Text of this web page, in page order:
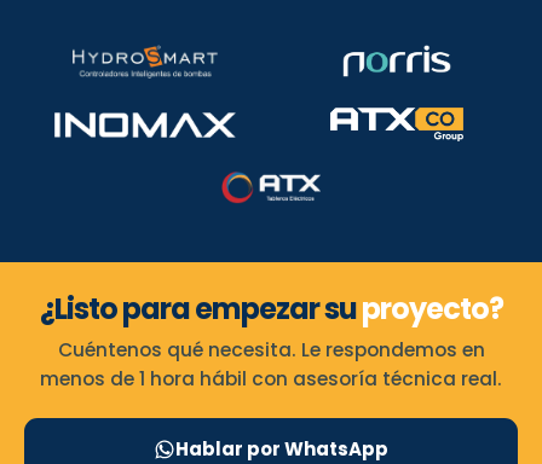
¿Listo para empezar suproyecto?
Cuéntenos qué necesita. Le respondemos en
menos de 1 hora hábil con asesoría técnica real.
Hablar por WhatsApp